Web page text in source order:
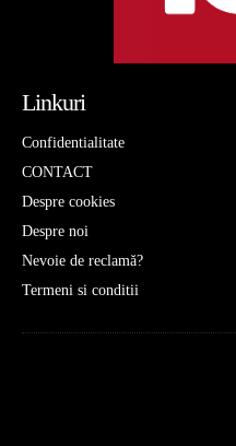
Linkuri
Confidentialitate
CONTACT
Despre cookies
Despre noi
Nevoie de reclamă?
Termeni si conditii